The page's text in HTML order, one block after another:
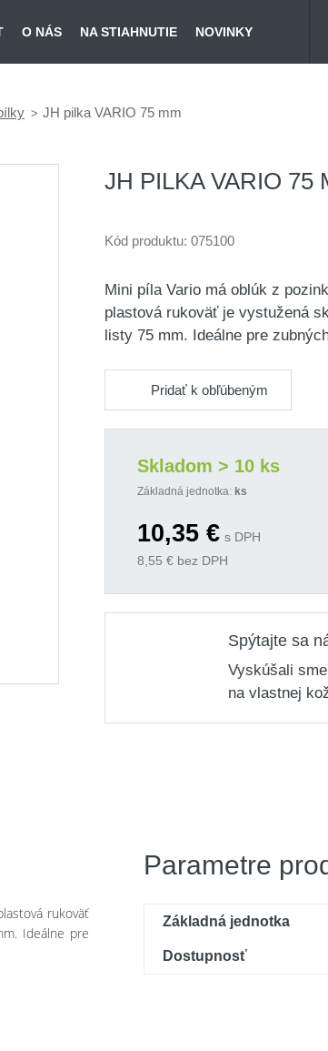
O NÁS NA STIAHNUTIE NOVINKY
JH pilka VARIO 75 mm
JH PILKA VARIO 75
Kód produktu: 075100
Mini píla Vario má oblúk z
plastová rukoväť je vystužená
listy 75 mm. Ideálne pre
Pridať k obľúbeným
Skladom > 10 ks
Základná jednotka: ks
10,35€ s DPH
8,55 € bez DPH
Spýtajte sa
Vyskúšali sme
na vlastnej
rukoväť
Ideálne pre
Parametre
Základná jednotka
Dostupnosť